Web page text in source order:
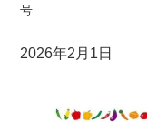
号
2026年2月1日